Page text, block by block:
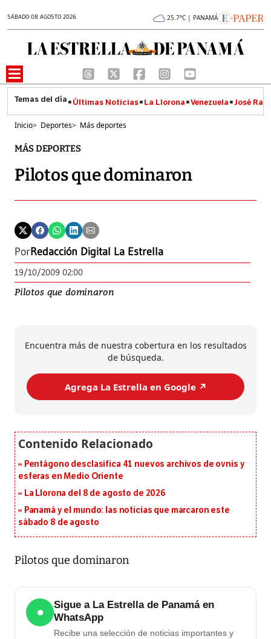
SÁBADO 08 AGOSTO 2026 25.7°C | PANAMÁ
Últimas Noticias La Llorona Venezuela José
Inicio> Deportes> Más deportes
MÁS DEPORTES
Pilotos que dominaron
PorRedacción Digital La Estrella
19/10/2009 02:00
Pilotos que dominaron
Encuentra más de nuestra cobertura en los resultados
de búsqueda.
Agrega La Estrella en Google ↗️
Pentágono desclasifica 41 nuevos archivos de ovnis y
esferas en Medio Oriente
La Llorona del 8 de agosto de 2026
Panamá y el mundo: las noticias que marcaron este
sábado 8 de agosto
Pilotos que dominaron
●
Sigue a La Estrella de Panamá en
WhatsApp
Recibe una selección de noticias importantes y